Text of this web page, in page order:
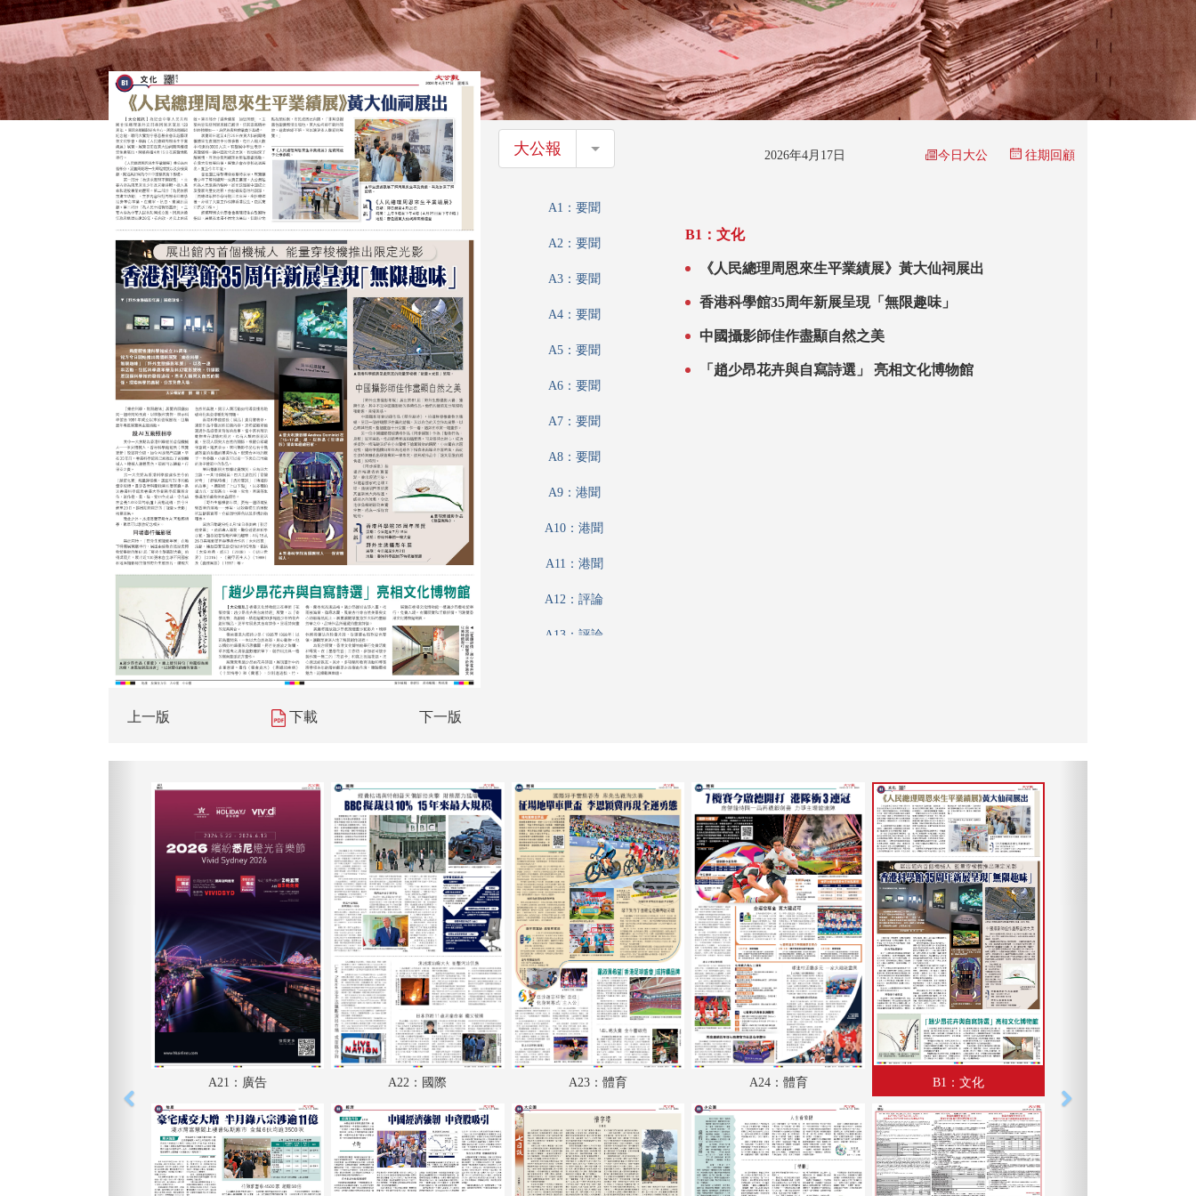
上一版 下載 下一版
大公報 大公報 2026年4月17日 今日大公 往期回顧
A1：要聞
A2：要聞
A3：要聞
A4：要聞
A5：要聞
A6：要聞
A7：要聞
A8：要聞
A9：港聞
A10：港聞
A11：港聞
A12：評論
A13：評論
A18：兩岸
A19：經濟
A20：經濟
A21：廣告
A22：國際
A23：體育
A24：體育
B1：文化
B3：經濟
B4：大公園
B1：文化
《人民總理周恩來生平業績展》黃大仙祠展出
香港科學館35周年新展呈現「無限趣味」
中國攝影師佳作盡顯自然之美
「趙少昂花卉與自寫詩選」 亮相文化博物館
A21：廣告 A22：國際 A23：體育 A24：體育 B1：文化